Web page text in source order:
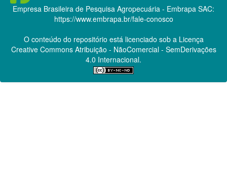
Empresa Brasileira de Pesquisa Agropecuária - Embrapa SAC:
https://www.embrapa.br/fale-conosco
O conteúdo do repositório está licenciado sob a Licença
Creative CommonsAtribuição - NãoComercial - SemDerivações
4.0 Internacional.